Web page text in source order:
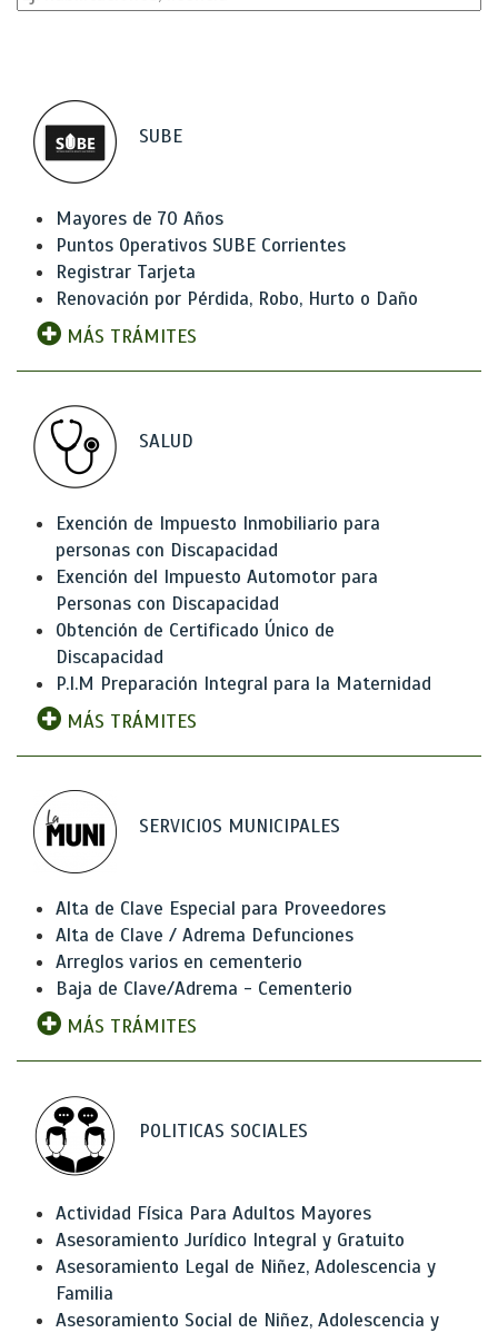
SUBE
Mayores de 70 Años
Puntos Operativos SUBE Corrientes
Registrar Tarjeta
Renovación por Pérdida, Robo, Hurto o Daño
MÁS TRÁMITES
SALUD
Exención de Impuesto Inmobiliario para
personas con Discapacidad
Exención del Impuesto Automotor para
Personas con Discapacidad
Obtención de Certificado Único de
Discapacidad
P.I.M Preparación Integral para la Maternidad
MÁS TRÁMITES
SERVICIOS MUNICIPALES
Alta de Clave Especial para Proveedores
Alta de Clave / Adrema Defunciones
Arreglos varios en cementerio
Baja de Clave/Adrema - Cementerio
MÁS TRÁMITES
POLITICAS SOCIALES
Actividad Física Para Adultos Mayores
Asesoramiento Jurídico Integral y Gratuito
Asesoramiento Legal de Niñez, Adolescencia y
Familia
Asesoramiento Social de Niñez, Adolescencia y